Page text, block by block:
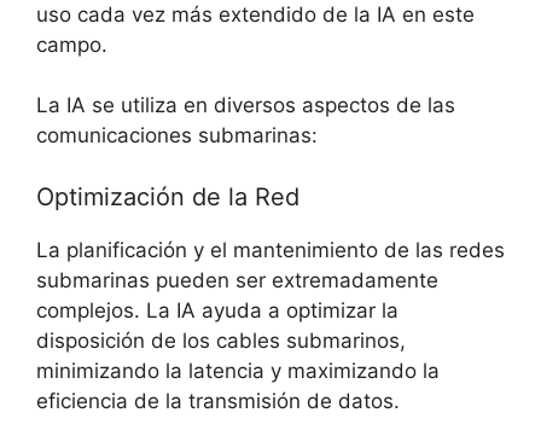
uso cada vez más extendido de la IA en este
campo.
La IA se utiliza en diversos aspectos de las
comunicaciones submarinas:
Optimización de la Red
La planificación y el mantenimiento de las redes
submarinas pueden ser extremadamente
complejos. La IA ayuda a optimizar la
disposición de los cables submarinos,
minimizando la latencia y maximizando la
eficiencia de la transmisión de datos.